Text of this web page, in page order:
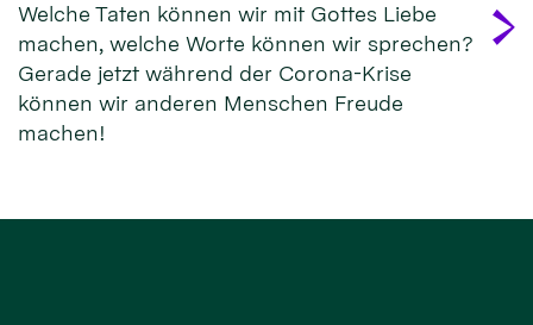
Welche Taten können wir mit Gottes Liebe
machen, welche Worte können wir sprechen?
Gerade jetzt während der Corona-Krise
können wir anderen Menschen Freude
machen!